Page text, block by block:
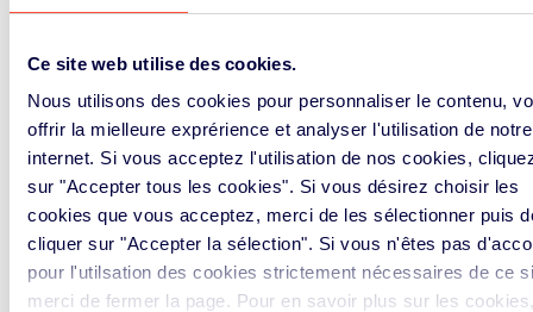
Ce site web utilise des cookies.
Nous utilisons des cookies pour personnaliser le contenu,
offrir la mielleure exprérience et analyser l'utilisation de
internet. Si vous acceptez l'utilisation de nos cookies,
sur "Accepter tous les cookies". Si vous désirez choisir les
cookies que vous acceptez, merci de les sélectionner puis
cliquer sur "Accepter la sélection". Si vous n'êtes pas
pour l'utilsation des cookies strictement nécessaires de ce
merci de fermer la page. Pour en savoir plus sur les